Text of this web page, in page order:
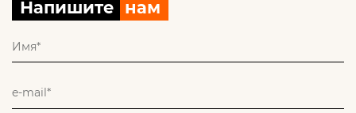
Напишите нам